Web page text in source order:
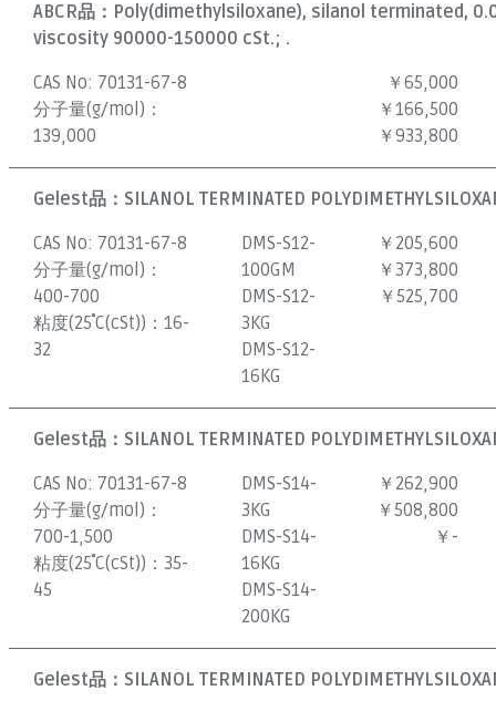
ABCR品： Poly(dimethylsiloxane), silanol terminated,
viscosity 90000-150000 cSt.; .
CAS No: 70131-67-8
分子量(g/mol)：
139,000
￥65,000
￥166,500
￥933,800
Gelest品： SILANOL TERMINATED
CAS No: 70131-67-8
分子量(g/mol)：
400-700
粘度(25˚C(cSt))：16-
32
DMS-S12-
100GM
DMS-S12-
3KG
DMS-S12-
16KG
￥205,600
￥373,800
￥525,700
Gelest品： SILANOL TERMINATED
CAS No: 70131-67-8
分子量(g/mol)：
700-1,500
粘度(25˚C(cSt))：35-
45
DMS-S14-
3KG
DMS-S14-
16KG
DMS-S14-
200KG
￥262,900
￥508,800
￥-
Gelest品： SILANOL TERMINATED